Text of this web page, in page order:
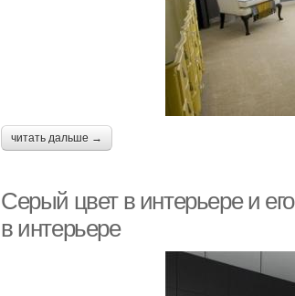
читать дальше →
Серый цвет в интерьере и
в интерьере